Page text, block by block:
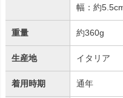
幅：約
重量 約360g
生産地 イタリア
着用時期 通年